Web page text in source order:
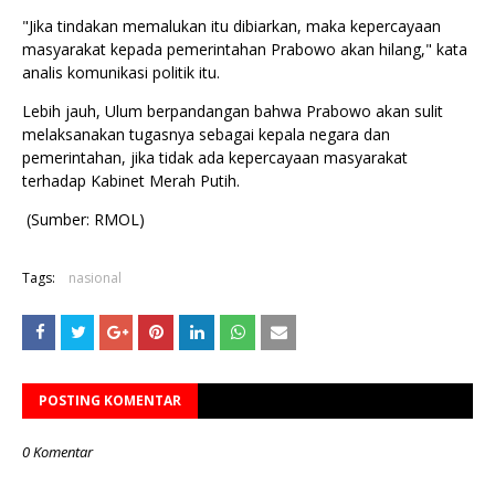
"Jika tindakan memalukan itu dibiarkan, maka kepercayaan
masyarakat kepada pemerintahan Prabowo akan hilang," kata
analis komunikasi politik itu.
Lebih jauh, Ulum berpandangan bahwa Prabowo akan sulit
melaksanakan tugasnya sebagai kepala negara dan
pemerintahan, jika tidak ada kepercayaan masyarakat
terhadap Kabinet Merah Putih.
(Sumber: RMOL)
Tags: nasional
POSTING KOMENTAR
0 Komentar